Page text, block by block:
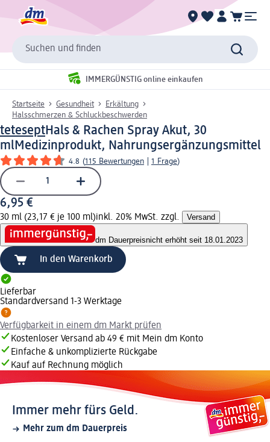
Suchen und finden
IMMERGÜNSTIG online einkaufen
Startseite Gesundheit
Erkältung
Halsschmerzen & Schluckbeschwerden
teteseptHals & Rachen Spray Akut, 30
mlMedizinprodukt, Nahrungsergänzungsmittel
4.8 (115 Bewertungen 1 Frage)
6,95 €
30 ml (23,17 € je 100 ml)inkl. 20% MwSt. zzgl. Versand
dm Dauerpreisnicht erhöht seit 18.01.2023
In den Warenkorb
Lieferbar
Standardversand 1-3 Werktage
Verfügbarkeit in einem dm Markt prüfen
Kostenloser Versand ab 49 € mit Mein dm Konto
Einfache & unkomplizierte Rückgabe
Kauf auf Rechnung möglich
Immer mehr fürs Geld.
Mehr zum dm Dauerpreis